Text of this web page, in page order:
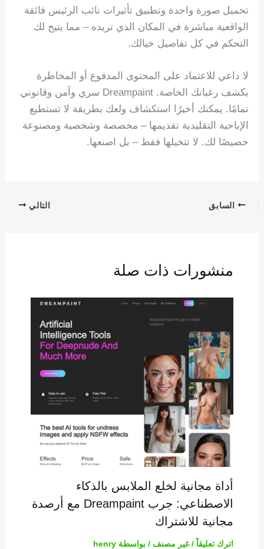
تحميل صورة واحدة وتطبيق تأثيرات نائب الرئيس فائقة
الواقعية مباشرة في المكان الذي تريده – مما يتيح لك
التحكم في كل تفاصيل خيالك.
لا داعي للاعتماد على المحتوى المدفوع أو المخاطرة
بكشف رغباتك الخاصة. Dreampaint سري وآمن وقانوني
تمامًا. يمكنك أخيرًا استكشاف ولعك بطريقة لا تستطيع
الإباحية التقليدية تقديمها – مخصصة وشخصية ومصنوعة
خصيصًا لك. لا تتخيلها فقط – بل اصنعها.
السابق التالي
منشورات ذات صلة
أداة مجانية لخلع الملابس بالذكاء
الاصطناعي: جرب Dreampaint مع أرصدة
مجانية للاشتراك
اترك تعليقاً /غير مصنف / بواسطة henry